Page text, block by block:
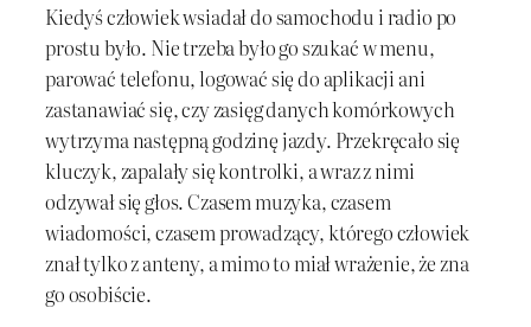
Kiedyś człowiek wsiadał do samochodu i radio po
prostu było. Nie trzeba było go szukać w menu,
parować telefonu, logować się do aplikacji ani
zastanawiać się, czy zasięg danych komórkowych
wytrzyma następną godzinę jazdy. Przekręcało się
kluczyk, zapalały się kontrolki, a wraz z nimi
odzywał się głos. Czasem muzyka, czasem
wiadomości, czasem prowadzący, którego człowiek
znał tylko z anteny, a mimo to miał wrażenie, że zna
go osobiście.